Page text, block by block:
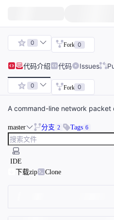
0 Fork 0
代码介绍 代码 Issues
0 Fork 0
A command-line network
master 分支 2 Tags 6
IDE
下载zip
Clone